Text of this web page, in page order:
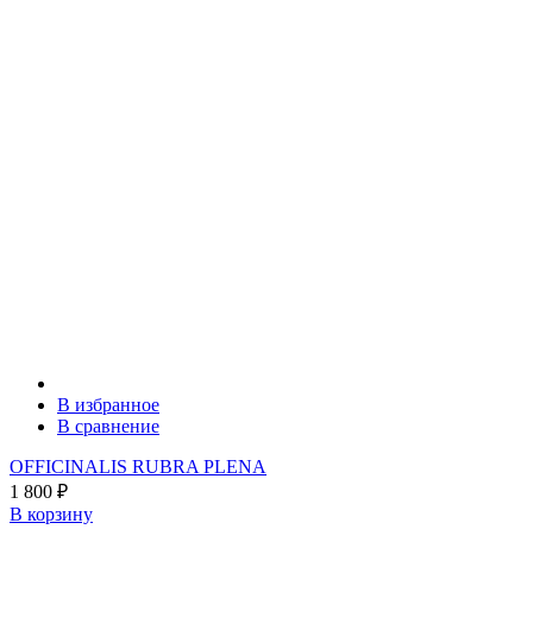
В избранное
В сравнение
OFFICINALIS RUBRA PLENA
1 800 ₽
В корзину